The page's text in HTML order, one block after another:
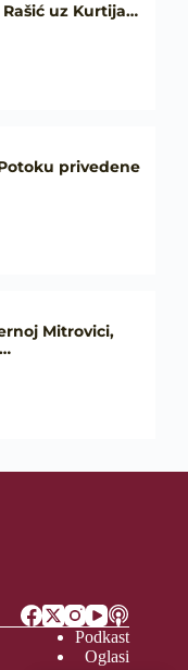
uz Kurtija…
privedene
Mitrovici,
Podkast
Oglasi